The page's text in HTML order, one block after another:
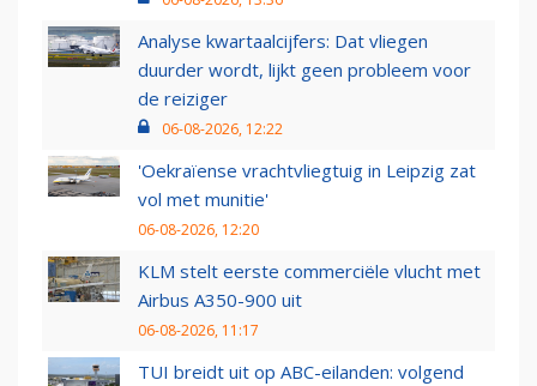
Analyse kwartaalcijfers: Dat vliegen
duurder wordt, lijkt geen probleem voor
de reiziger
06-08-2026, 12:22
'Oekraïense vrachtvliegtuig in Leipzig zat
vol met munitie'
06-08-2026, 12:20
KLM stelt eerste commerciële vlucht met
Airbus A350-900 uit
06-08-2026, 11:17
TUI breidt uit op ABC-eilanden: volgend